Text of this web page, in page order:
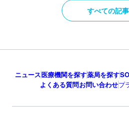
すべての記
ニュース医療機関を探す薬局を探す
よくある質問お問い合わせプ